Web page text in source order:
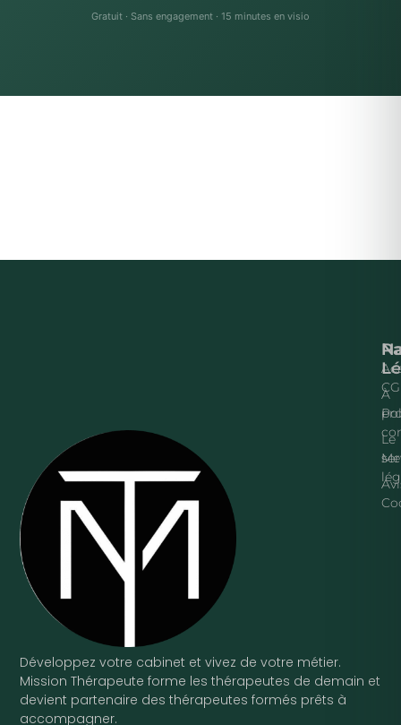
Gratuit · Sans engagement · 15 minutes en visio
Développez votre cabinet et vivez de votre métier.
Mission Thérapeute forme les thérapeutes de demain et
devient partenaire des thérapeutes formés prêts à
accompagner.
À
Le